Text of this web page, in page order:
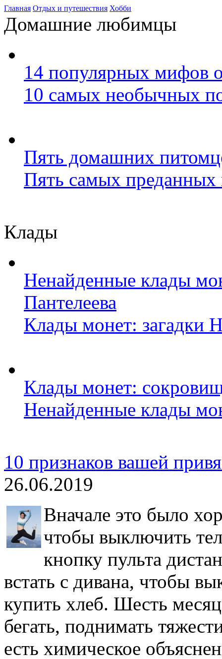
Главная Отдых и путешествия Хобби
Домашние любимцы
14 популярных мифов
10 самых необычных
Пять домашних
Пять самых преданных
Клады
Ненайденные клады
Пантелеева
Клады монет: загадки
Клады монет:
Ненайденные клады
10 признаков вашей
26.06.2019
Вначале это было
чтобы выключить
кнопку пульта
встать с дивана, чтобы
купить хлеб. Шесть
бегать, поднимать
есть химическое